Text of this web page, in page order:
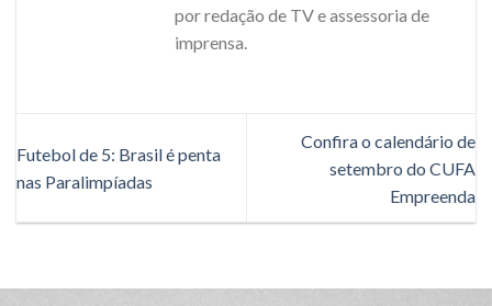
por redação de TV e assessoria de
imprensa.
Futebol de 5: Brasil é penta
nas Paralimpíadas
Confira o calendário de
setembro do CUFA
Empreenda